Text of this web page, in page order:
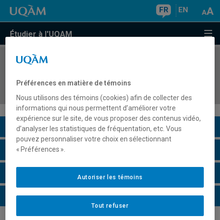
FR EN
Étudier à l'UQAM
COURS//
langue seconde ou étrangère 1
Description du cours
Horaire - Été 2026
Horaire - Automne 2026
Horaire - Hiver 2027
Préférences en matière de témoins
Nous utilisons des témoins (cookies) afin de collecter des
informations qui nous permettent d’améliorer votre
expérience sur le site, de vous proposer des contenus vidéo,
d’analyser les statistiques de fréquentation, etc. Vous
pouvez personnaliser votre choix en sélectionnant
« Préférences ».
Tout refuser
Autoriser les témoins